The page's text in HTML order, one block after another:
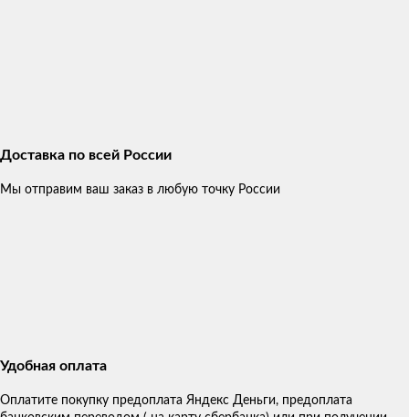
Доставка по всей России
Мы отправим ваш заказ в любую точку России
Удобная оплата
Оплатите покупку предоплата Яндекс Деньги, предоплата